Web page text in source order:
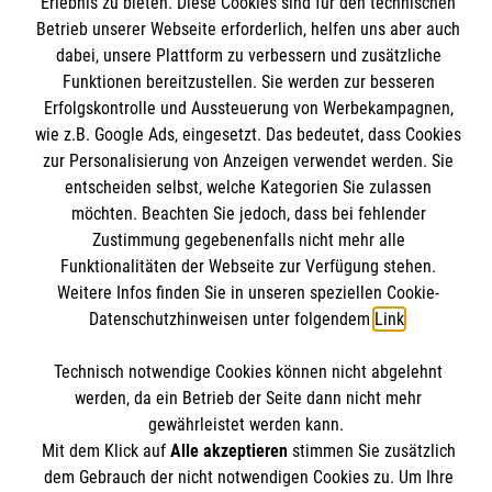
Unsere Kurse
Mitwirken
Ansprechpartner
Standorte
Informationen
Kontakt
Impressum
Datenschutz
Barrierefreiheit
Medizinproduktesicherheit
Netiquette
Malteser online
Malteser bundesweit
Malteser im Bistum Mainz
Malteserorden
Malteser Jugend
Spendenkonto
Empfänger: Malteser Hilfsdienst e.V.
Pax-Bank für Kirche und Caritas eG
IBAN: DE53 3706 0193 4004 3550 11
BIC: GENODED1PAX
Soziale Netzwerke
Der Malteser Hilfsdienst e.V. ist als eingetragene
Betrieb unserer Webseite erforderlich, helfen uns aber auch
dabei, unsere Plattform zu verbessern und zusätzliche
Funktionen bereitzustellen. Sie werden zur besseren
Erfolgskontrolle und Aussteuerung von Werbekampagnen,
wie z.B. Google Ads, eingesetzt. Das bedeutet, dass Cookies
zur Personalisierung von Anzeigen verwendet werden. Sie
entscheiden selbst, welche Kategorien Sie zulassen
möchten. Beachten Sie jedoch, dass bei fehlender
Zustimmung gegebenenfalls nicht mehr alle
Funktionalitäten der Webseite zur Verfügung stehen.
Weitere Infos finden Sie in unseren speziellen Cookie-
Datenschutzhinweisen unter folgendem Link.
Technisch notwendige Cookies können nicht abgelehnt
werden, da ein Betrieb der Seite dann nicht mehr
gewährleistet werden kann.
Mit dem Klick auf Alle akzeptierenstimmen Sie zusätzlich
dem Gebrauch der nicht notwendigen Cookies zu. Um Ihre